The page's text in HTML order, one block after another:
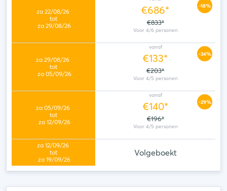
-18%
€686*
€833*
-34%
vanaf
€133*
€203*
-29%
vanaf
€140*
€196*
Volgeboekt